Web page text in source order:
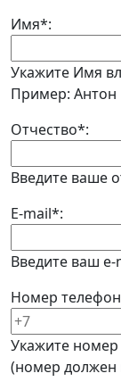
Имя*:
Укажите Имя
Пример: Антон
Отчество*:
Введите ваше
E-mail*:
Введите ваш e-
Номер
Укажите
(номер должен